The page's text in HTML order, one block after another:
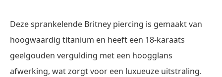
Deze sprankelende Britney piercing is gemaakt van
hoogwaardig titanium en heeft een 18-karaats
geelgouden vergulding met een hoogglans
afwerking, wat zorgt voor een luxueuze uitstraling.